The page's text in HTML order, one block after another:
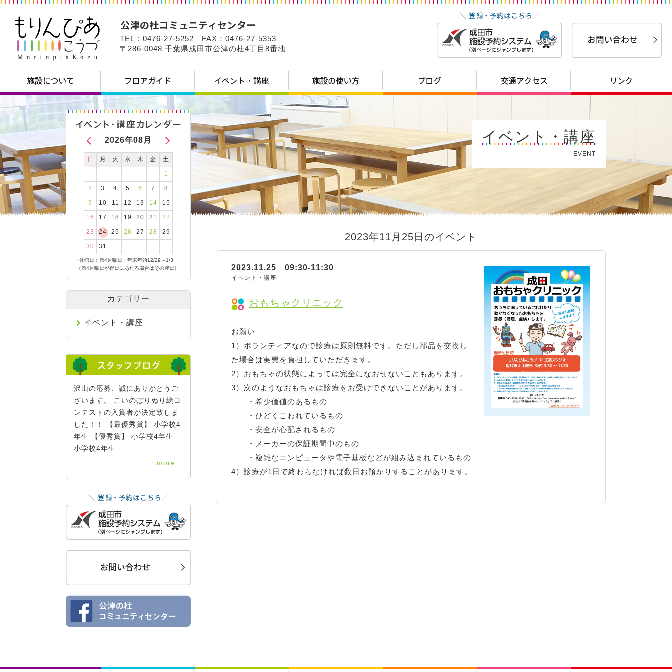
TEL：0476-27-5252 FAX：0476-27-5353
〒286-0048 千葉県成田市公津の杜4丁目8番地
イベント・講座
EVENT
2023年11月25日のイベント
おもちゃクリニック
2023.11.25 09:30-11:30
イベント・講座
お願い
1）ボランティアなので診療は原則無料です。ただし部品を交換し
た場合は実費を負担していただきます。
2）おもちゃの状態によっては完全になおせないこともあります。
3）次のようなおもちゃは診療をお受けできないことがあります。
・希少価値のあるもの
・ひどくこわれているもの
・安全が心配されるもの
・メーカーの保証期間中のもの
・複雑なコンピュータや電子基板などが組み込まれているもの
4）診療が1日で終わらなければ数日お預かりすることがあります。
2026年08月
日 月 火 水 木 金 土
1
2 3 4 5 6 7 8
9 10 11 12 13 14 15
16 17 18 19 20 21 22
23 24 25 26 27 28 29
30 31
●休館日：第4月曜日、年末年始12/29～1/3
（第4月曜日が祝日にあたる場合はその翌日）
カテゴリー
イベント・講座
沢山の応募、誠にありがとうご
ざいます。 こいのぼりぬり絵コ
ンテストの入賞者が決定致しま
した！！ 【最優秀賞】 小学校4
年生 【優秀賞】 小学校4年生
小学校4年生
more...